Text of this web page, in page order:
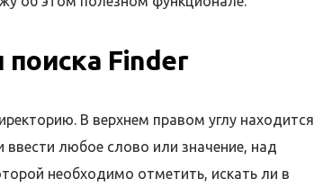
Finder
В верхнем правом углу находится
ввести любое слово или значение, над
необходимо отметить, искать ли в